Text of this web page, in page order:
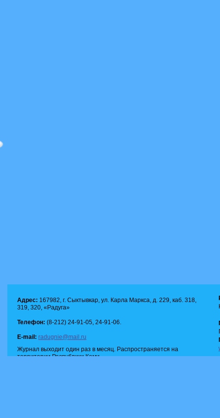
Адрес: 167982, г. Сыктывкар, ул. Карла Маркса, д. 229, каб. 318,
319, 320, «Радуга»
Телефон: (8-212) 24-91-05, 24-91-06.
E-mail: radugnie@mail.ru
Журнал выходит один раз в месяц. Распространяется на
территории Республики Коми.